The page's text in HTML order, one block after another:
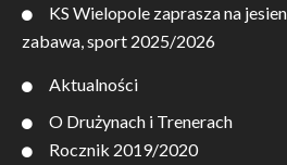
KS Wielopole zaprasza na
zabawa, sport 2025/2026
Aktualności
O Drużynach i Trenerach
Rocznik 2019/2020